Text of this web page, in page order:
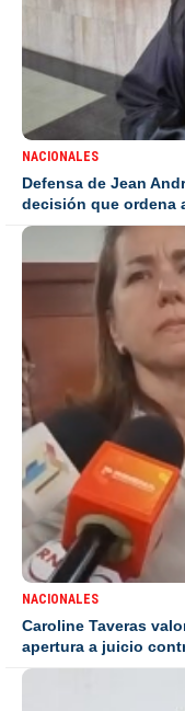
NACIONALES
Defensa de Jean
decisión que ordena
NACIONALES
Caroline Taveras
apertura a juicio